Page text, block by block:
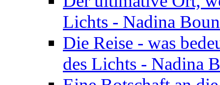
Lichts - Nadina Boun
Die Reise - was
des Lichts - Nadina